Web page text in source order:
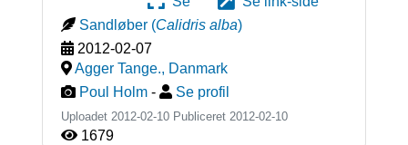
Sandløber (Calidris alba)
2012-02-07
Agger Tange., Danmark
Poul Holm - Se profil
Uploadet 2012-02-10 Publiceret 2012-02-10
1679